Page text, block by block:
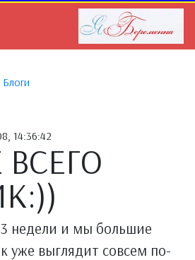
Блоги
14:36:42
недели и мы большие
уже выглядит совсем по-